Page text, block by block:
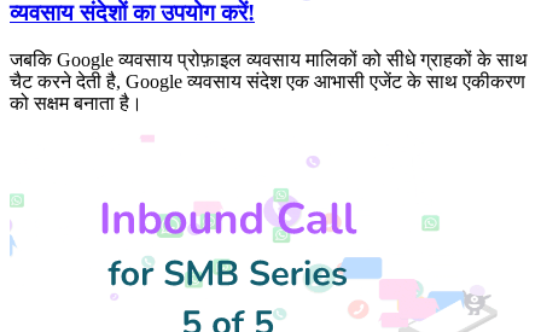
व्यवसाय संदेशों का उपयोग करें!
जबकि Google व्यवसाय प्रोफ़ाइल व्यवसाय मालिकों को सीधे ग्राहकों के साथ
चैट करने देती है, Google व्यवसाय संदेश एक आभासी एजेंट के साथ एकीकरण
को सक्षम बनाता है।